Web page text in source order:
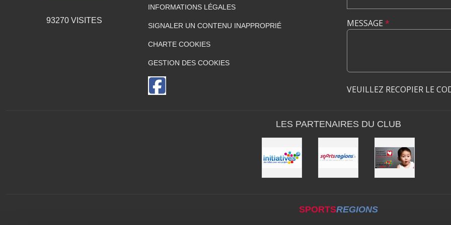
93270VISITES
INFORMATIONS LÉGALES
SIGNALER UN CONTENU INAPPROPRIÉ
CHARTE COOKIES
GESTION DES COOKIES
MESSAGE *
VEUILLEZ RECOPIER LE
LES PARTENAIRES DU CLUB
SPORTSREGIONS